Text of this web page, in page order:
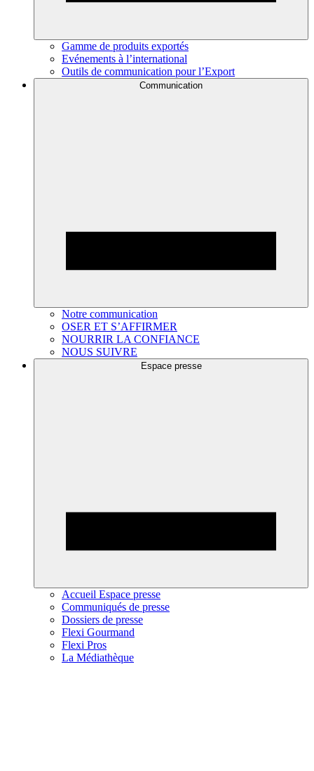
Gamme de produits exportés
Evénements à l’international
Outils de communication pour l’Export
Communication
Notre communication
OSER ET S’AFFIRMER
NOURRIR LA CONFIANCE
NOUS SUIVRE
Espace presse
Accueil Espace presse
Communiqués de presse
Dossiers de presse
Flexi Gourmand
Flexi Pros
La Médiathèque